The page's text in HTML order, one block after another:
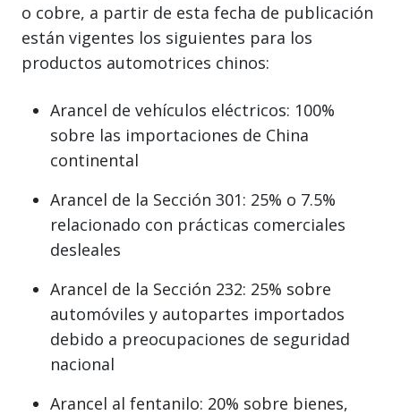
o cobre, a partir de esta fecha de publicación
están vigentes los siguientes para los
productos automotrices chinos:
Arancel de vehículos eléctricos: 100%
sobre las importaciones de China
continental
Arancel de la Sección 301: 25% o 7.5%
relacionado con prácticas comerciales
desleales
Arancel de la Sección 232: 25% sobre
automóviles y autopartes importados
debido a preocupaciones de seguridad
nacional
Arancel al fentanilo: 20% sobre bienes,